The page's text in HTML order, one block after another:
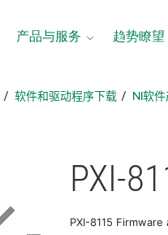
产品与服务 趋势瞭望
软件和驱动程序下载 NI软
PXI-
PXI-8115 Firmware